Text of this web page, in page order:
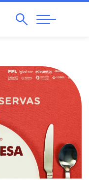
Pesquisar
Abrir
Navegação